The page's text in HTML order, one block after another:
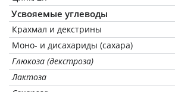
Усвояемые углеводы
Крахмал и декстрины
Моно- и дисахариды (сахара)
Глюкоза (декстроза)
Лактоза